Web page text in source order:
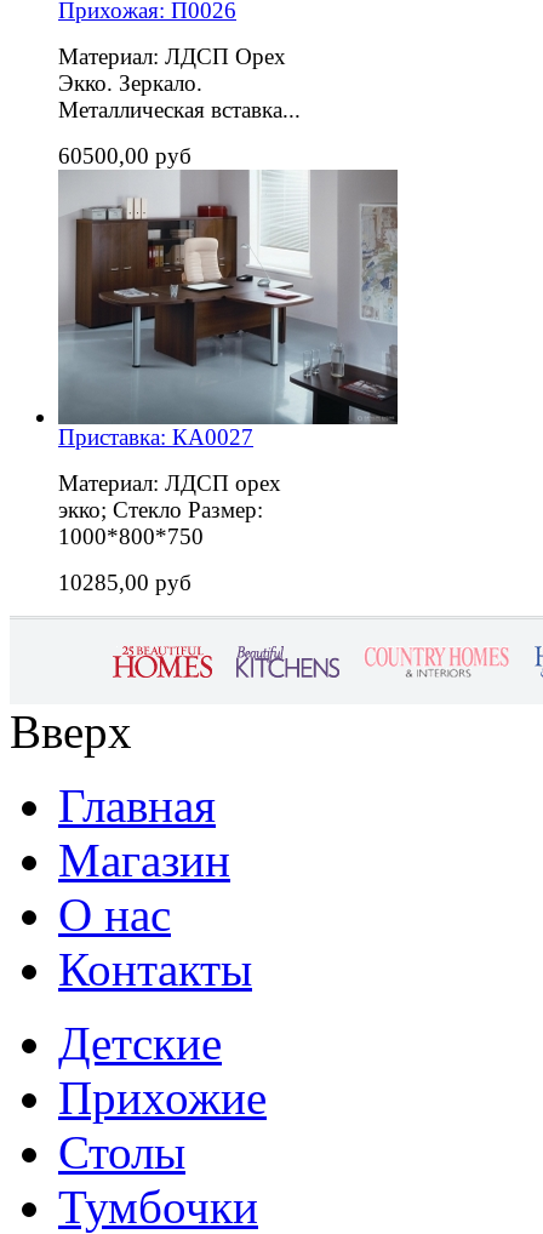
Прихожая: П0026
Материал: ЛДСП Орех
Экко. Зеркало.
Металлическая вставка...
60500,00 руб
Приставка: КА0027
Материал: ЛДСП орех
экко; Стекло Размер:
1000*800*750
10285,00 руб
Вверх
Главная
Магазин
О нас
Контакты
Детские
Прихожие
Столы
Тумбочки